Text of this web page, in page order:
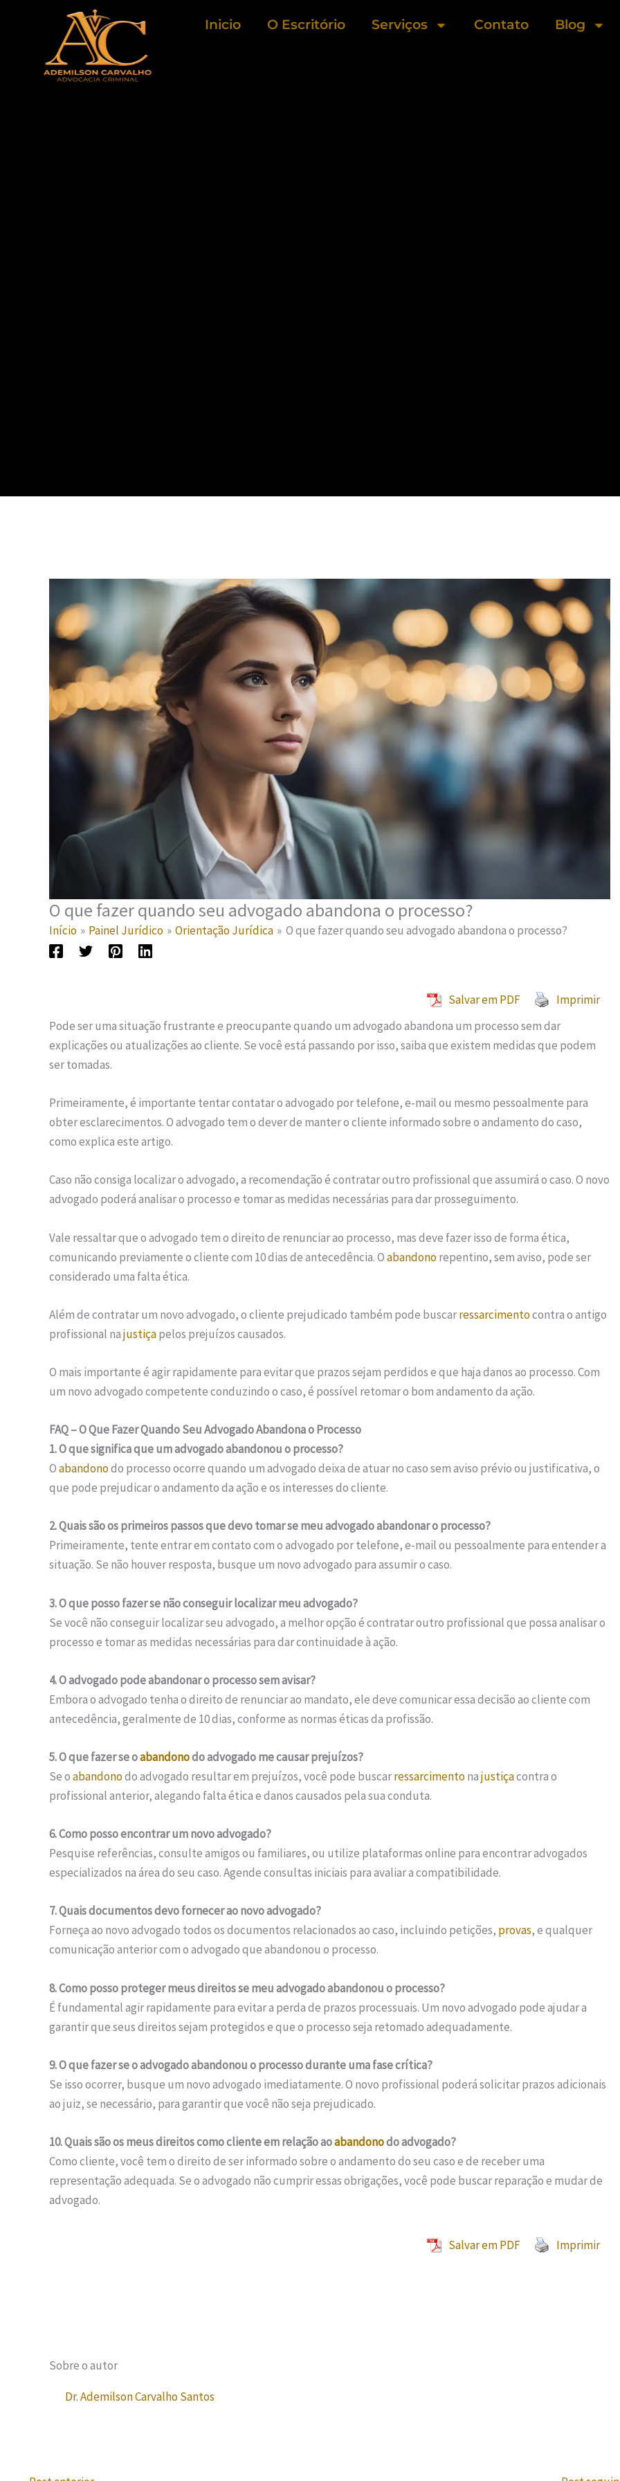
conteúdo
Inicio O Escritório Serviços Contato Blog
O que fazer quando seu advogado abandona o processo?
Início Painel Jurídico Orientação Jurídica O que fazer quando seu advogado abandona o processo?
Salvar em PDF
Imprimir
Pode ser uma situação frustrante e preocupante quando um advogado abandona um processo sem dar
explicações ou atualizações ao cliente. Se você está passando por isso, saiba que existem medidas que podem
ser tomadas.
Primeiramente, é importante tentar contatar o advogado por telefone, e-mail ou mesmo pessoalmente para
obter esclarecimentos. O advogado tem o dever de manter o cliente informado sobre o andamento do caso,
como explica este artigo.
Caso não consiga localizar o advogado, a recomendação é contratar outro profissional que assumirá o caso. O novo
advogado poderá analisar o processo e tomar as medidas necessárias para dar prosseguimento.
Vale ressaltar que o advogado tem o direito de renunciar ao processo, mas deve fazer isso de forma ética,
comunicando previamente o cliente com 10 dias de antecedência. Oabandonorepentino, sem aviso, pode ser
considerado uma falta ética.
Além de contratar um novo advogado, o cliente prejudicado também pode buscarressarcimentocontra o antigo
profissional najustiçapelos prejuízos causados.
O mais importante é agir rapidamente para evitar que prazos sejam perdidos e que haja danos ao processo. Com
um novo advogado competente conduzindo o caso, é possível retomar o bom andamento da ação.
FAQ – O Que Fazer Quando Seu Advogado Abandona o Processo
1. O que significa que um advogado abandonou o processo?
Oabandonodo processo ocorre quando um advogado deixa de atuar no caso sem aviso prévio ou justificativa, o
que pode prejudicar o andamento da ação e os interesses do cliente.
2. Quais são os primeiros passos que devo tomar se meu advogado abandonar o processo?
Primeiramente, tente entrar em contato com o advogado por telefone, e-mail ou pessoalmente para entender a
situação. Se não houver resposta, busque um novo advogado para assumir o caso.
3. O que posso fazer se não conseguir localizar meu advogado?
Se você não conseguir localizar seu advogado, a melhor opção é contratar outro profissional que possa analisar o
processo e tomar as medidas necessárias para dar continuidade à ação.
4. O advogado pode abandonar o processo sem avisar?
Embora o advogado tenha o direito de renunciar ao mandato, ele deve comunicar essa decisão ao cliente com
antecedência, geralmente de 10 dias, conforme as normas éticas da profissão.
5. O que fazer se oabandonodo advogado me causar prejuízos?
Se oabandonodo advogado resultar em prejuízos, você pode buscarressarcimentonajustiçacontra o
profissional anterior, alegando falta ética e danos causados pela sua conduta.
6. Como posso encontrar um novo advogado?
Pesquise referências, consulte amigos ou familiares, ou utilize plataformas online para encontrar advogados
especializados na área do seu caso. Agende consultas iniciais para avaliar a compatibilidade.
7. Quais documentos devo fornecer ao novo advogado?
Forneça ao novo advogado todos os documentos relacionados ao caso, incluindo petições, provas, e qualquer
comunicação anterior com o advogado que abandonou o processo.
8. Como posso proteger meus direitos se meu advogado abandonou o processo?
É fundamental agir rapidamente para evitar a perda de prazos processuais. Um novo advogado pode ajudar a
garantir que seus direitos sejam protegidos e que o processo seja retomado adequadamente.
9. O que fazer se o advogado abandonou o processo durante uma fase crítica?
Se isso ocorrer, busque um novo advogado imediatamente. O novo profissional poderá solicitar prazos adicionais
ao juiz, se necessário, para garantir que você não seja prejudicado.
10. Quais são os meus direitos como cliente em relação aoabandonodo advogado?
Como cliente, você tem o direito de ser informado sobre o andamento do seu caso e de receber uma
representação adequada. Se o advogado não cumprir essas obrigações, você pode buscar reparação e mudar de
advogado.
Salvar em PDF Imprimir
Sobre o autor
Dr. Ademilson Carvalho Santos